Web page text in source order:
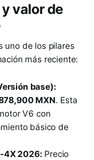
valor de
uno de los pilares
más reciente:
base):
MXN. Esta
V6 con
básico de
4X 2026: Precio